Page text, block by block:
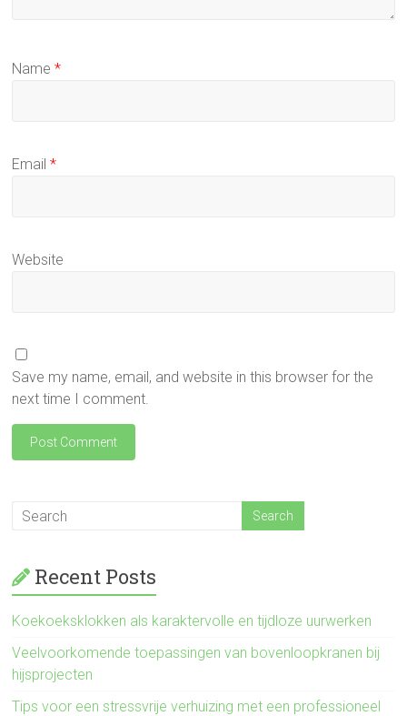
Name*
Email*
Website
Save my name, email, and website in this browser for the
next time I comment.
Recent Posts
Koekoeksklokken als karaktervolle en tijdloze uurwerken
Veelvoorkomende toepassingen van bovenloopkranen bij
hijsprojecten
Tips voor een stressvrije verhuizing met een professioneel